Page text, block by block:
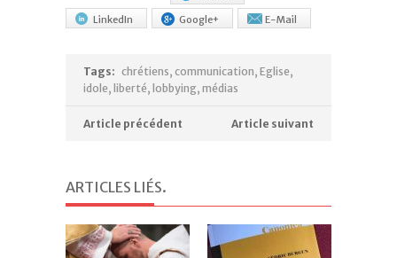
LinkedIn
Google+ E-Mail
Tags: chrétiens, communication, Eglise,
idole, liberté, lobbying, médias
Article précédent Article suivant
ARTICLES LIÉS.